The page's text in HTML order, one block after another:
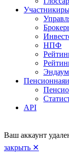
Участники
НПФ
Пенсионная
API
Ваш аккаунт
закрыть ✕